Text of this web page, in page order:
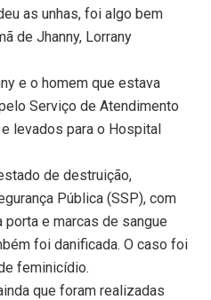
as unhas, foi algo bem
de Jhanny, Lorrany
e o homem que estava
Serviço de Atendimento
levados para o Hospital
de destruição,
Pública (SSP), com
e marcas de sangue
foi danificada. O caso foi
feminicídio.
que foram realizadas